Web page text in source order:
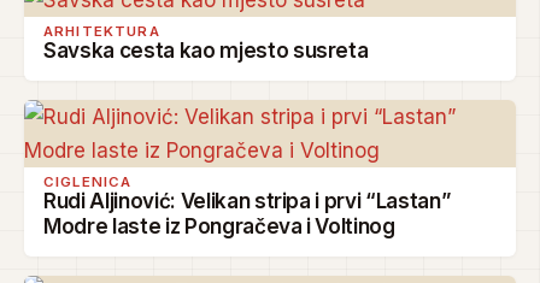
ARHITEKTURA
Savska cesta kao mjesto susreta
CIGLENICA
Rudi Aljinović: Velikan stripa i prvi “Lastan”
Modre laste iz Pongračeva i Voltinog